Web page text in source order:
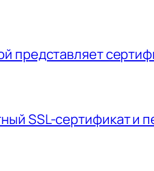
представляет
SSL-сертификат и